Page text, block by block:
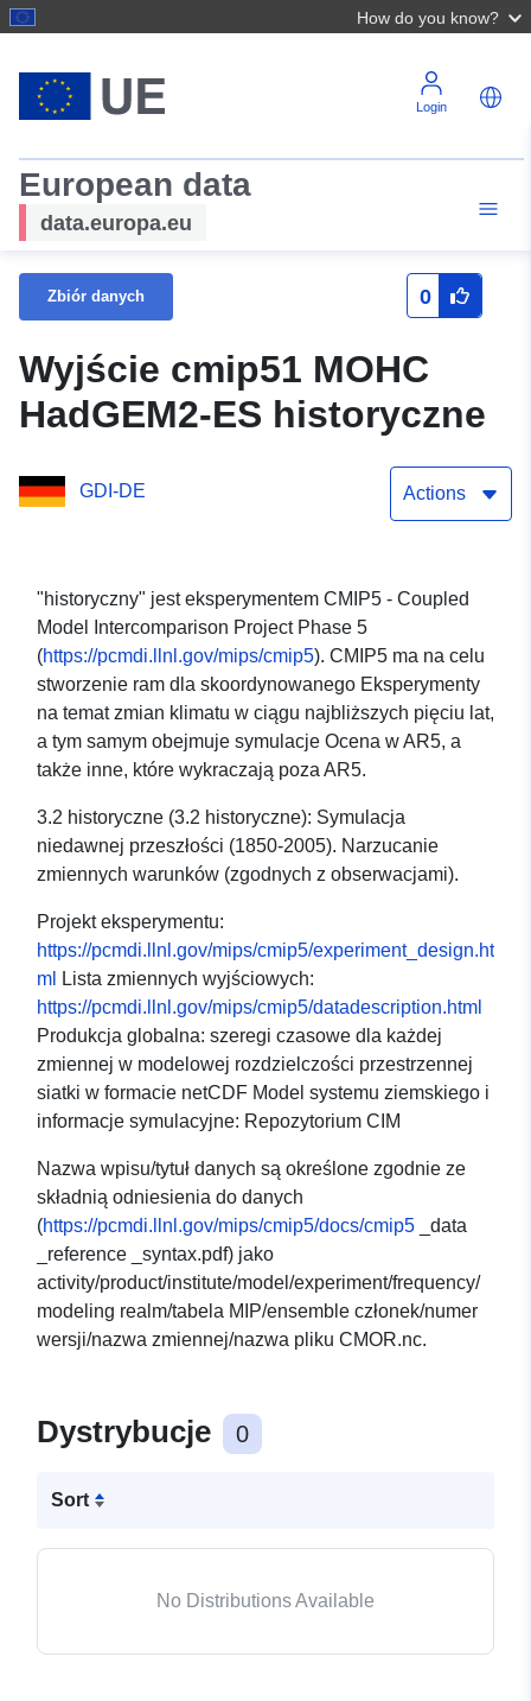
How do you know?
Login
European data
data.europa.eu
Zbiór danych 0
Wyjście cmip51 MOHC
HadGEM2-ES historyczne
GDI-DE Actions
"historyczny" jest eksperymentem CMIP5 - Coupled
Model Intercomparison Project Phase 5
(https://pcmdi.llnl.gov/mips/cmip5). CMIP5 ma na celu
stworzenie ram dla skoordynowanego Eksperymenty
na temat zmian klimatu w ciągu najbliższych pięciu lat,
a tym samym obejmuje symulacje Ocena w AR5, a
także inne, które wykraczają poza AR5.
3.2 historyczne (3.2 historyczne): Symulacja
niedawnej przeszłości (1850-2005). Narzucanie
zmiennych warunków (zgodnych z obserwacjami).
Projekt eksperymentu:
https://pcmdi.llnl.gov/mips/cmip5/experiment_design.ht
ml
Lista zmiennych wyjściowych:
https://pcmdi.llnl.gov/mips/cmip5/datadescription.html
Produkcja globalna: szeregi czasowe dla każdej
zmiennej w modelowej rozdzielczości przestrzennej
siatki w formacie netCDF Model systemu ziemskiego i
informacje symulacyjne: Repozytorium CIM
Nazwa wpisu/tytuł danych są określone zgodnie ze
składnią odniesienia do danych
(https://pcmdi.llnl.gov/mips/cmip5/docs/cmip5 _data
_reference _syntax.pdf) jako
activity/product/institute/model/experiment/frequency/
modeling realm/tabela MIP/ensemble członek/numer
wersji/nazwa zmiennej/nazwa pliku CMOR.nc.
Dystrybucje 0
Sort
No Distributions Available